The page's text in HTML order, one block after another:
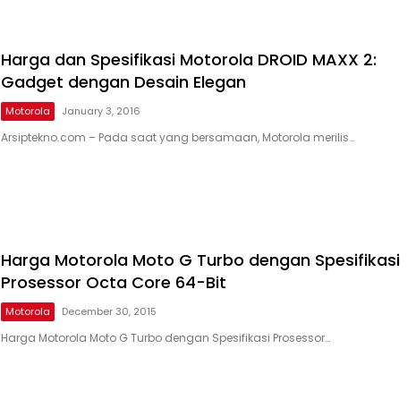
Harga dan Spesifikasi Motorola DROID MAXX 2:
Gadget dengan Desain Elegan
Motorola January 3, 2016
Arsiptekno.com – Pada saat yang bersamaan, Motorola merilis…
Harga Motorola Moto G Turbo dengan Spesifikasi
Prosessor Octa Core 64-Bit
Motorola December 30, 2015
Harga Motorola Moto G Turbo dengan Spesifikasi Prosessor…